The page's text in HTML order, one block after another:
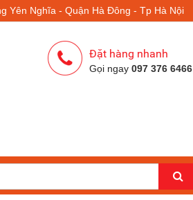
Yên Nghĩa - Quận Hà Đông - Tp Hà Nội
Đặt hàng nhanh
Gọi ngay 097 376 6466